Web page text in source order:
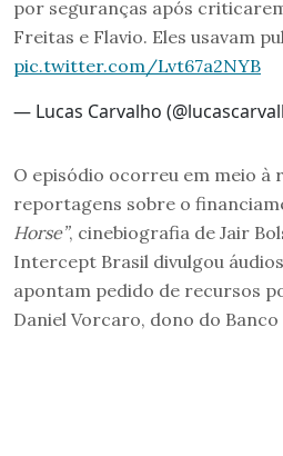
por seguranças após
Freitas e Flavio. Eles usavam
pic.twitter.com/Lvt67a2NYB
— Lucas Carvalho
O episódio ocorreu em meio à
reportagens sobre o
Horse”, cinebiografia de Jair
Intercept Brasil divulgou
apontam pedido de recursos
Daniel Vorcaro, dono do